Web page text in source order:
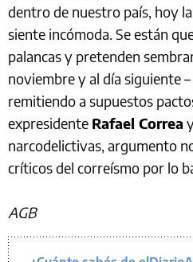
dentro de nuestro país, hoy
siente incómoda. Se están
palancas y pretenden
noviembre y al día siguiente
remitiendo a supuestos
expresidente Rafael Correa
narcodelictivas, argumento
críticos del correísmo por lo
AGB